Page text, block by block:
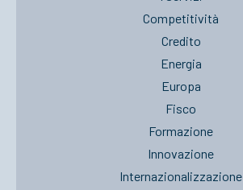
Competitività
Credito
Energia
Europa
Fisco
Formazione
Innovazione
Internazionalizzazione